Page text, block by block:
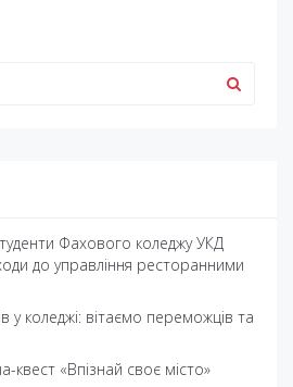
Фахового коледжу УКД
до управління ресторанними
у коледжі: вітаємо переможців та
квест «Впізнай своє місто»